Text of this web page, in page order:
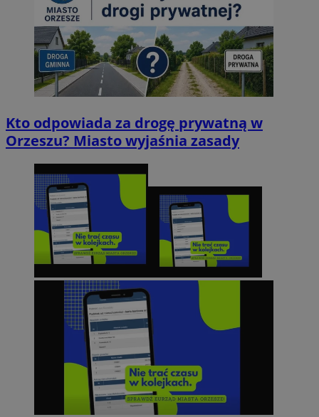
Kto odpowiada za drogę prywatną w
Orzeszu? Miasto wyjaśnia zasady